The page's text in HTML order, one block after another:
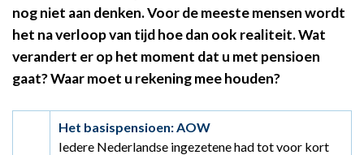
nog niet aan denken. Voor de meeste mensen wordt
het na verloop van tijd hoe dan ook realiteit. Wat
verandert er op het moment dat u met pensioen
gaat? Waar moet u rekening mee houden?
Het basispensioen: AOW
Iedere Nederlandse ingezetene had tot voor kort